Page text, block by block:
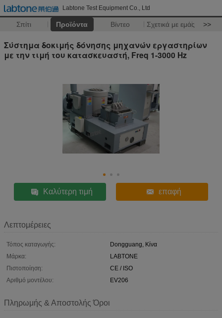
Labtone Test Equipment Co., Ltd
Σπίτι Προϊόντα Βίντεο Σχετικά με εμάς >>
Σύστημα δοκιμής δόνησης μηχανών εργαστηρίων
με την τιμή του κατασκευαστή, Freq 1-3000 Hz
Καλύτερη τιμή επαφή
Λεπτομέρειες
Τόπος καταγωγής:
Dongguang, Κίνα
Μάρκα:
LABTONE
Πιστοποίηση:
CE / ISO
Αριθμό μοντέλου:
EV206
Πληρωμής & Αποστολής Όροι